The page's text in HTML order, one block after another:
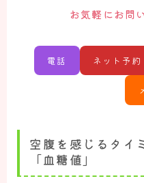
お気軽にお問
電話 ネット予約
空腹を感じるタイ
「血糖値」